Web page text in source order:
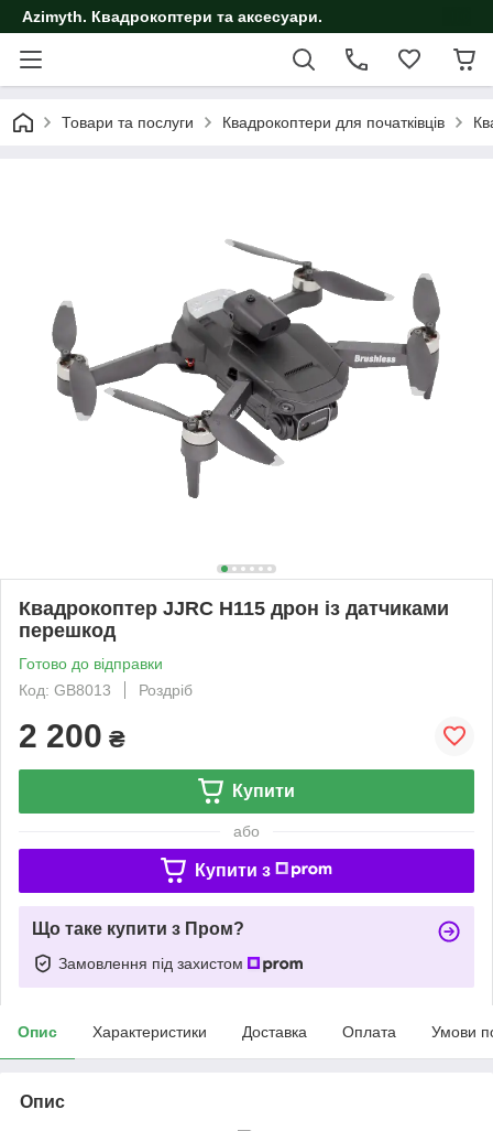
Azimyth. Квадрокоптери та аксесуари.
Товари та послуги Квадрокоптери для початківців
Квадрокоптер JJRC H115 дрон із датчиками
перешкод
Готово до відправки
Код: GB8013
Роздріб
2 200 ₴
Купити
або
Купити з
Що таке купити з Пром?
Замовлення під захистом
Опис Характеристики Доставка Оплата Умови
Опис